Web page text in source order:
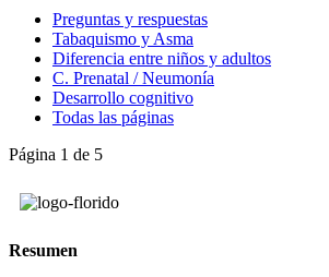
Preguntas y respuestas
Tabaquismo y Asma
Diferencia entre niños y adultos
C. Prenatal / Neumonía
Desarrollo cognitivo
Todas las páginas
Página 1 de 5
Resumen